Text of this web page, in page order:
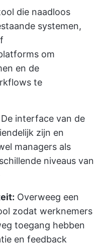
die naadloos
systemen,
om
en de
te
De interface van de
zijn en
managers als
niveaus van
Overweeg een
zodat werknemers
toegang hebben
en feedback